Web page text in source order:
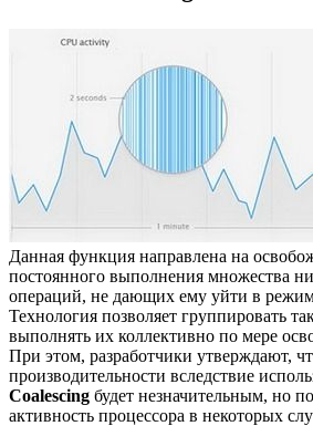
Данная функция направлена на
постоянного выполнения множества
операций, не дающих ему уйти в
Технология позволяет группировать
выполнять их коллективно по мере
При этом, разработчики утверждают,
производительности вследствие
Coalescing будет незначительным, но
активность процессора в некоторых